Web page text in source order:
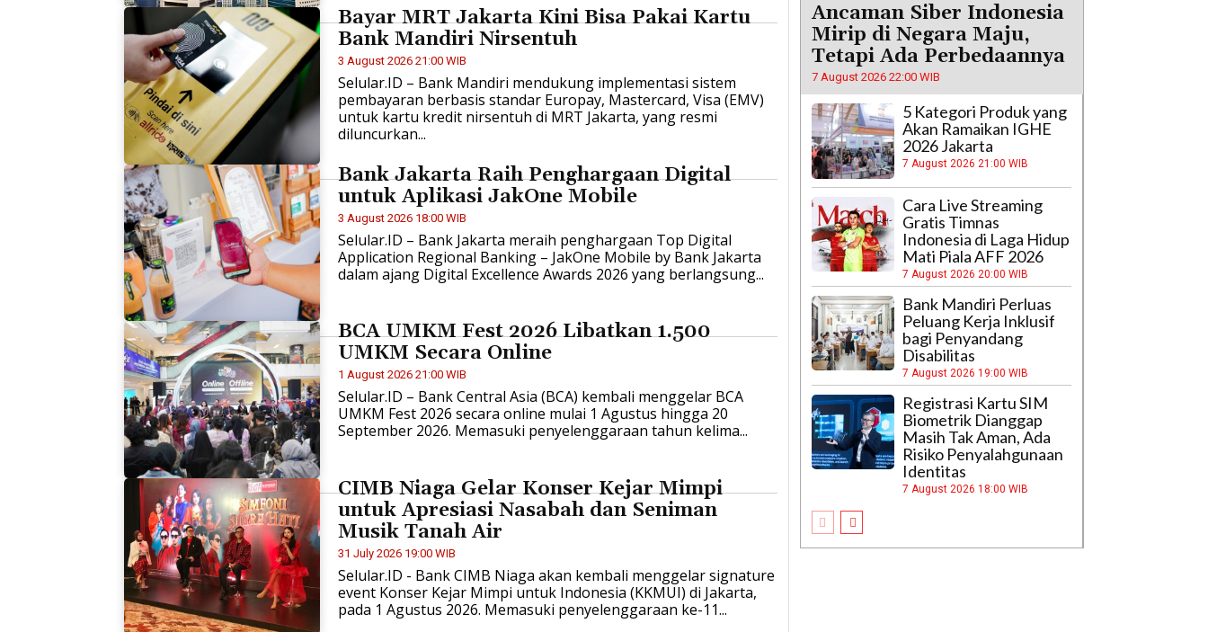
Bayar MRT Jakarta Kini Bisa Pakai Kartu
Bank Mandiri Nirsentuh
3 August 2026 21:00 WIB
Selular.ID – Bank Mandiri mendukung implementasi sistem
pembayaran berbasis standar Europay, Mastercard, Visa (EMV)
untuk kartu kredit nirsentuh di MRT Jakarta, yang resmi
diluncurkan...
Bank Jakarta Raih Penghargaan Digital
untuk Aplikasi JakOne Mobile
3 August 2026 18:00 WIB
Selular.ID – Bank Jakarta meraih penghargaan Top Digital
Application Regional Banking – JakOne Mobile by Bank Jakarta
dalam ajang Digital Excellence Awards 2026 yang berlangsung...
BCA UMKM Fest 2026 Libatkan 1.500
UMKM Secara Online
1 August 2026 21:00 WIB
Selular.ID – Bank Central Asia (BCA) kembali menggelar BCA
UMKM Fest 2026 secara online mulai 1 Agustus hingga 20
September 2026. Memasuki penyelenggaraan tahun kelima...
CIMB Niaga Gelar Konser Kejar Mimpi
untuk Apresiasi Nasabah dan Seniman
Musik Tanah Air
31 July 2026 19:00 WIB
Selular.ID - Bank CIMB Niaga akan kembali menggelar signature
event Konser Kejar Mimpi untuk Indonesia (KKMUI) di Jakarta,
pada 1 Agustus 2026. Memasuki penyelenggaraan ke-11...
Ancaman Siber Indonesia
Mirip di Negara Maju,
Tetapi Ada Perbedaannya
7 August 2026 22:00 WIB
5 Kategori Produk yang
Akan Ramaikan IGHE
2026 Jakarta
7 August 2026 21:00 WIB
Cara Live Streaming
Gratis Timnas
Indonesia di Laga Hidup
Mati Piala AFF 2026
7 August 2026 20:00 WIB
Bank Mandiri Perluas
Peluang Kerja Inklusif
bagi Penyandang
Disabilitas
7 August 2026 19:00 WIB
Registrasi Kartu SIM
Biometrik Dianggap
Masih Tak Aman, Ada
Risiko Penyalahgunaan
Identitas
7 August 2026 18:00 WIB